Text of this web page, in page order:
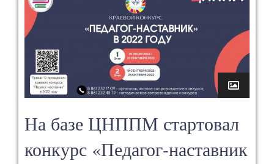
На базе ЦНППМ стартовал
конкурс «Педагог-наставник